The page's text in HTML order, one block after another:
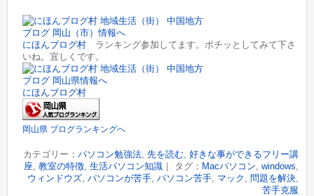
にほんブログ村 ランキング参加してます。ポチッとしてみて下さ
いね。宜しくです。
にほんブログ村
岡山県 ブログランキングへ
カテゴリー： パソコン勉強法, 先を読む, 好きな事ができるフリー講
座, 教室の特徴, 生活パソコン知識｜ タグ： Macパソコン, windows,
ウィンドウズ, パソコンが苦手, パソコン苦手, マック , 問題を解決,
苦手克服